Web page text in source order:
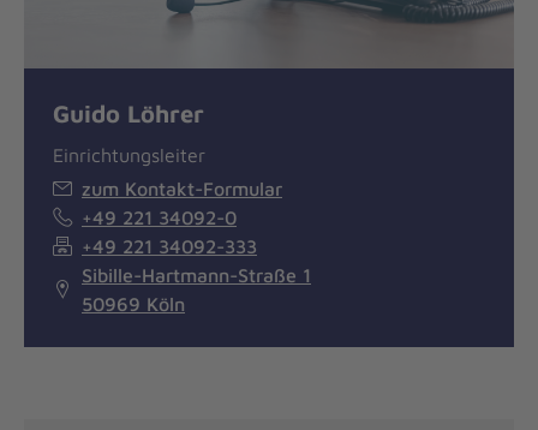
Guido Löhrer
Einrichtungsleiter
zum Kontakt-Formular
+49 221 34092-0
+49 221 34092-333
Sibille-Hartmann-Straße 1
50969 Köln